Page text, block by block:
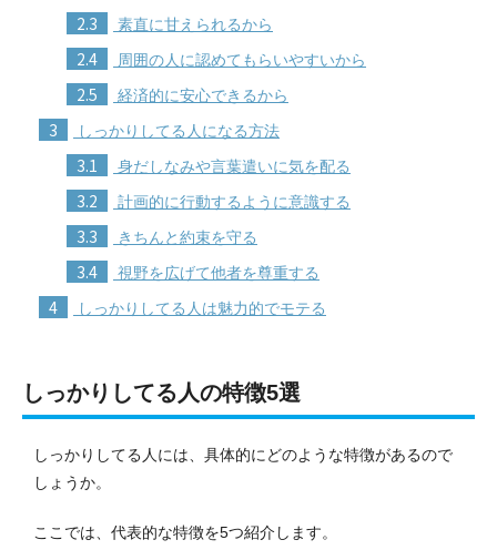
2.3 素直に甘えられるから
2.4 周囲の人に認めてもらいやすいから
2.5 経済的に安心できるから
3 しっかりしてる人になる方法
3.1 身だしなみや言葉遣いに気を配る
3.2 計画的に行動するように意識する
3.3 きちんと約束を守る
3.4 視野を広げて他者を尊重する
4 しっかりしてる人は魅力的でモテる
しっかりしてる人の特徴5選
しっかりしてる人には、具体的にどのような特徴があるので
しょうか。
ここでは、代表的な特徴を5つ紹介します。